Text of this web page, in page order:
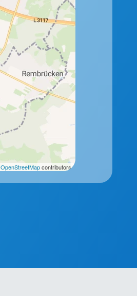
OpenStreetMapcontributors.